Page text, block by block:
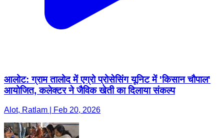
आलोट: ग्राम तालोद में एग्रो प्रोसेसिंग यूनिट में 'किसान चौपाल'
आयोजित, कलेक्टर ने जैविक खेती का दिलाया संकल्प
Alot, Ratlam | Feb 20, 2026